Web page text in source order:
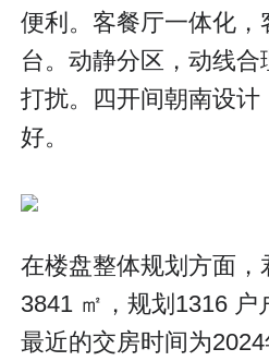
便利。客餐厅一体化，
台。动静分区，动线
打扰。四开间朝南设计
好。
在楼盘整体规划方面
3841 ㎡，规划1316 户
最近的交房时间为2024